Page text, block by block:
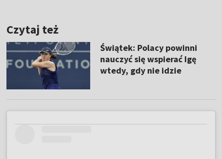
Czytaj też
Świątek: Polacy powinni
nauczyć się wspierać Igę
wtedy, gdy nie idzie